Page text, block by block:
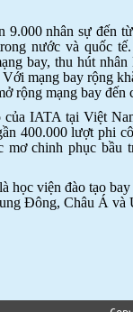
9.000 nhân sự đến
nước và quốc
bay, thu hút
Với mạng bay rộng
rộng mạng bay
của IATA tại Việt
400.000 lượt phi
mơ chinh phục bầu
học viện đào tạo
Đông, Châu Á và